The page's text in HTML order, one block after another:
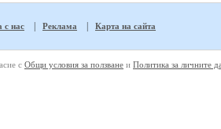
с нас Реклама Карта на сайта
с Общи условия за ползване и Политика за личните